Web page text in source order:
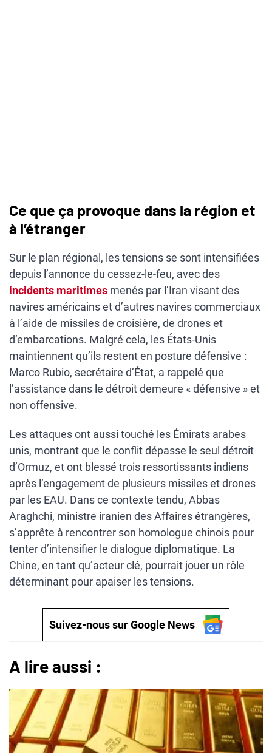
Ce que ça provoque dans la région et
à l’étranger
Sur le plan régional, les tensions se sont intensifiées
depuis l’annonce du cessez-le-feu, avec des
incidents maritimes menés par l’Iran visant des
navires américains et d’autres navires commerciaux
à l’aide de missiles de croisière, de drones et
d’embarcations. Malgré cela, les États-Unis
maintiennent qu’ils restent en posture défensive :
Marco Rubio, secrétaire d’État, a rappelé que
l’assistance dans le détroit demeure « défensive » et
non offensive.
Les attaques ont aussi touché les Émirats arabes
unis, montrant que le conflit dépasse le seul détroit
d’Ormuz, et ont blessé trois ressortissants indiens
après l’engagement de plusieurs missiles et drones
par les EAU. Dans ce contexte tendu, Abbas
Araghchi, ministre iranien des Affaires étrangères,
s’apprête à rencontrer son homologue chinois pour
tenter d’intensifier le dialogue diplomatique. La
Chine, en tant qu’acteur clé, pourrait jouer un rôle
déterminant pour apaiser les tensions.
Suivez-nous sur Google News
A lire aussi :